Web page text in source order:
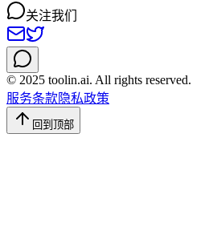
关注我们
© 2025 toolin.ai. All rights reserved.
服务条款隐私政策
回到顶部